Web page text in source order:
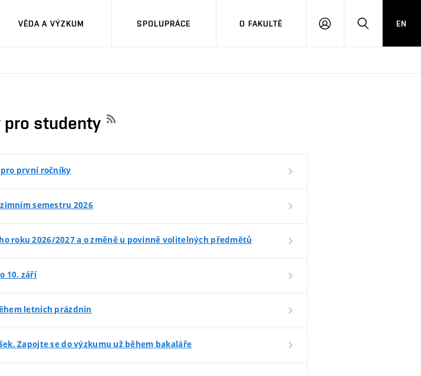
VĚDA A VÝZKUM SPOLUPRÁCE O FAKULTĚ
PŘIHLÁSITHLEDAT
EN
studenty
první ročníky
semestru 2026
roku 2026/2027 a o změně u povinně volitelných předmětů
10. září
letních prázdnin
Zapojte se do výzkumu už během bakaláře